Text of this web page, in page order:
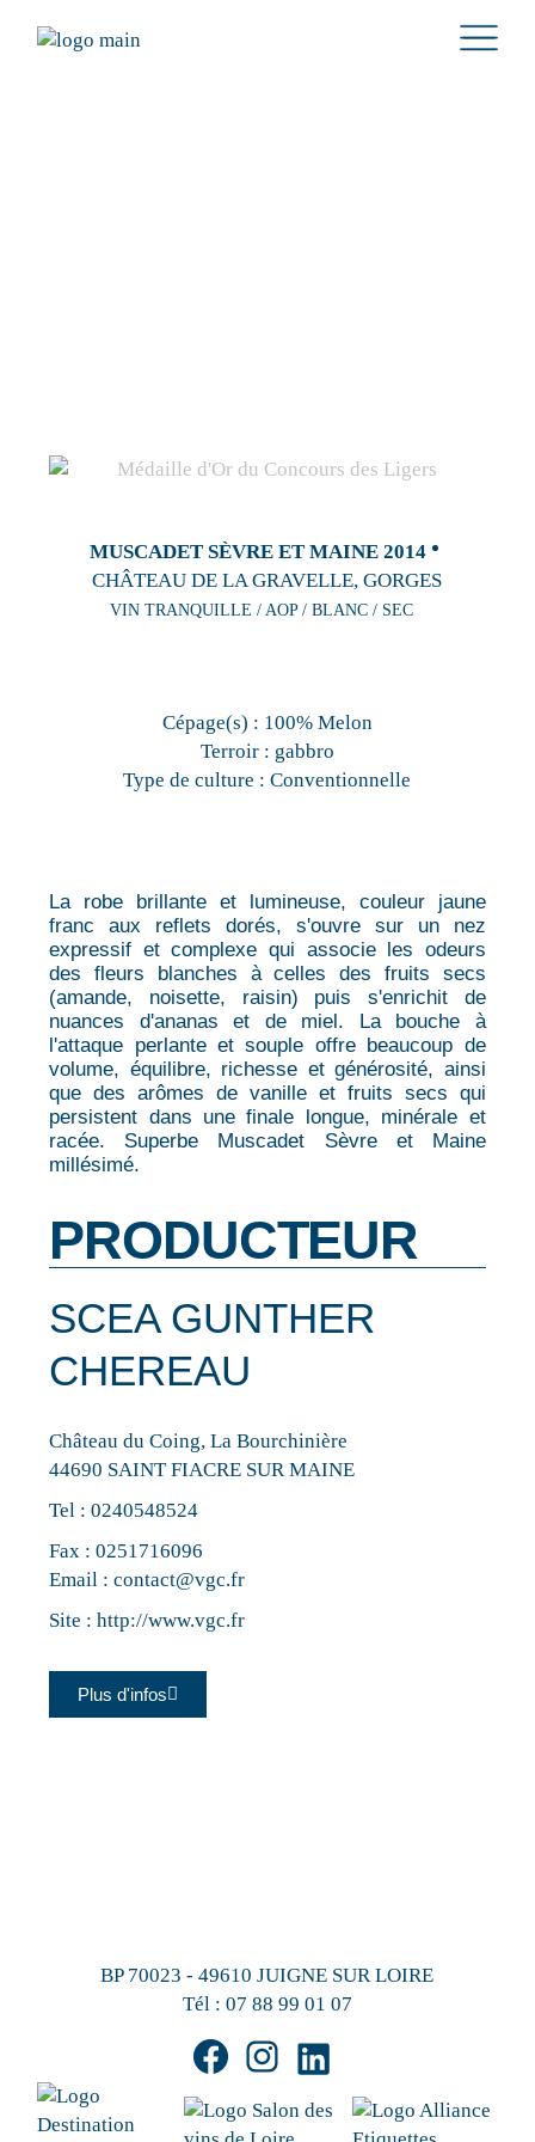
MUSCADET SÈVRE ET MAINE 2014
CHÂTEAU DE LA GRAVELLE, GORGES
VIN TRANQUILLE / AOP / BLANC / SEC
Cépage(s) : 100% Melon
Terroir : gabbro
Type de culture : Conventionnelle
La robe brillante et lumineuse, couleur jaune
franc aux reflets dorés, s'ouvre sur un nez
expressif et complexe qui associe les odeurs
des fleurs blanches à celles des fruits secs
(amande, noisette, raisin) puis s'enrichit de
nuances d'ananas et de miel. La bouche à
l'attaque perlante et souple offre beaucoup de
volume, équilibre, richesse et générosité, ainsi
que des arômes de vanille et fruits secs qui
persistent dans une finale longue, minérale et
racée. Superbe Muscadet Sèvre et Maine
millésimé.
PRODUCTEUR
SCEA GUNTHER
CHEREAU
Château du Coing, La Bourchinière
44690 SAINT FIACRE SUR MAINE
Tel :0240548524
Fax : 0251716096
Email :contact@vgc.fr
Site :http://www.vgc.fr
Plus d'infos
BP 70023 - 49610 JUIGNE SUR LOIRE
Tél : 07 88 99 01 07